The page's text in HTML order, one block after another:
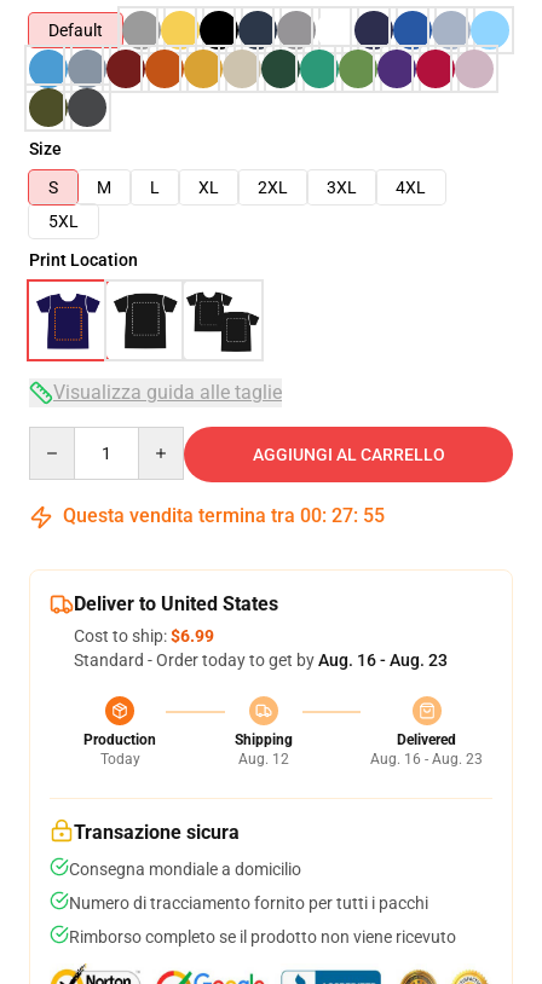
Default
Size
S
M L XL 2XL 3XL
4XL
5XL
Print Location
Visualizza guida alle taglie
AGGIUNGI AL CARRELLO
Questa vendita termina tra 00: 27: 54
Deliver to United States
Cost to ship:$6.99
Standard - Order today to get byAug. 16 - Aug. 23
Production
Today
Shipping
Aug. 12
Delivered
Aug. 16 - Aug. 23
Transazione sicura
Consegna mondiale a domicilio
Numero di tracciamento fornito per tutti i pacchi
Rimborso completo se il prodotto non viene ricevuto